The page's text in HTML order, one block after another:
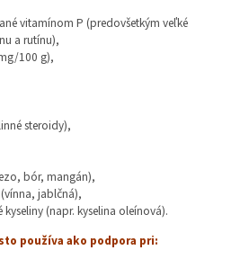
vitamínom P (predovšetkým veľké
a rutínu),
100 g),
steroidy),
bór, mangán),
jablčná),
kyseliny (napr. kyselina oleínová).
používa ako podpora pri: